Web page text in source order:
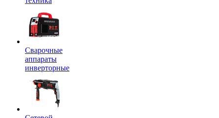
Сварочные
аппараты
инверторные